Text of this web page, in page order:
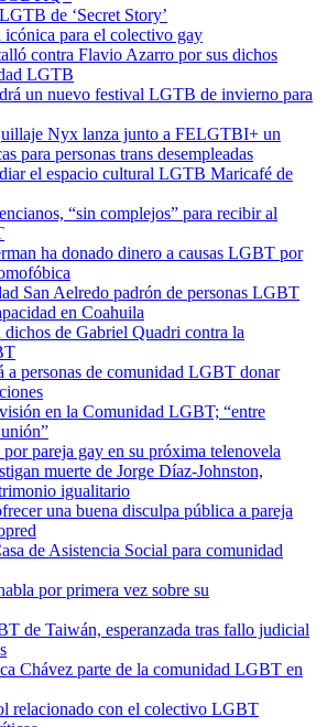
de ‘Secret Story’
icónica para el colectivo gay
contra Flavio Azarro por sus dichos
LGTB
un nuevo festival LGTB de invierno para
Nyx lanza junto a FELGTBI+ un
para personas trans desempleadas
el espacio cultural LGTB Maricafé de
“sin complejos” para recibir al
ha donado dinero a causas LGBT por
San Aelredo padrón de personas LGBT
en Coahuila
de Gabriel Quadri contra la
a personas de comunidad LGBT donar
en la Comunidad LGBT; “entre
por pareja gay en su próxima telenovela
muerte de Jorge Díaz-Johnston,
igualitario
una buena disculpa pública a pareja
de Asistencia Social para comunidad
por primera vez sobre su
de Taiwán, esperanzada tras fallo judicial
Chávez parte de la comunidad LGBT en
relacionado con el colectivo LGBT